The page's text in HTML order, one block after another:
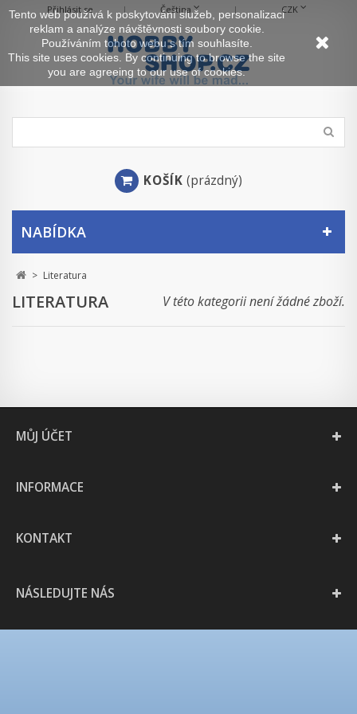
CZK
Čeština
Přihlásit se
KOŠÍK (prázdný)
NABÍDKA
> Literatura
LITERATURA V této kategorii není žádné zboží.
MŮJ ÚČET
INFORMACE
KONTAKT
NÁSLEDUJTE NÁS
Tento web používá k poskytování služeb, personalizaci
reklam a analýze návštěvnosti soubory cookie.
Používáním tohoto webu s tím souhlasíte.
This site uses cookies. By continuing to browse the site
you are agreeing to our use of cookies.